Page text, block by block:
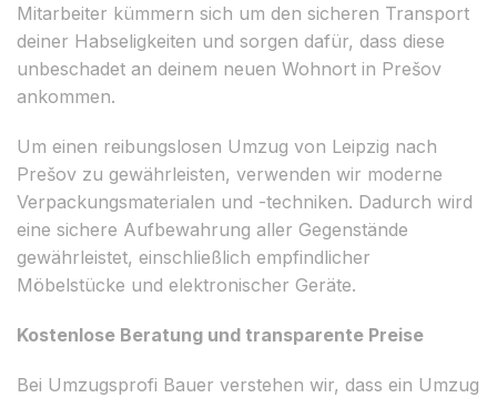
Mitarbeiter kümmern sich um den sicheren Transport
deiner Habseligkeiten und sorgen dafür, dass diese
unbeschadet an deinem neuen Wohnort in Prešov
ankommen.
Um einen reibungslosen Umzug von Leipzig nach
Prešov zu gewährleisten, verwenden wir moderne
Verpackungsmaterialen und -techniken. Dadurch wird
eine sichere Aufbewahrung aller Gegenstände
gewährleistet, einschließlich empfindlicher
Möbelstücke und elektronischer Geräte.
Kostenlose Beratung und transparente Preise
Bei Umzugsprofi Bauer verstehen wir, dass ein Umzug